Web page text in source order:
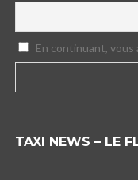
En continuant,
TAXI NEWS – LE